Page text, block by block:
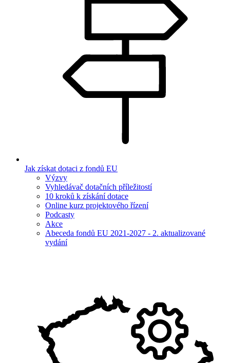
Jak získat dotaci z fondů EU
Výzvy
Vyhledávač dotačních příležitostí
10 kroků k získání dotace
Online kurz projektového řízení
Podcasty
Akce
Abeceda fondů EU 2021-2027 - 2. aktualizované
vydání